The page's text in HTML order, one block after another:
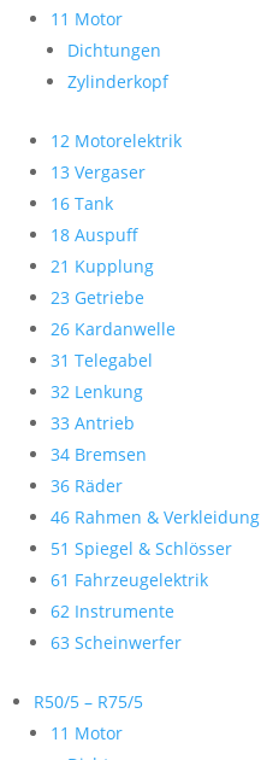
11 Motor
Dichtungen
Zylinderkopf
12 Motorelektrik
13 Vergaser
16 Tank
18 Auspuff
21 Kupplung
23 Getriebe
26 Kardanwelle
31 Telegabel
32 Lenkung
33 Antrieb
34 Bremsen
36 Räder
46 Rahmen & Verkleidung
51 Spiegel & Schlösser
61 Fahrzeugelektrik
62 Instrumente
63 Scheinwerfer
R50/5 – R75/5
11 Motor